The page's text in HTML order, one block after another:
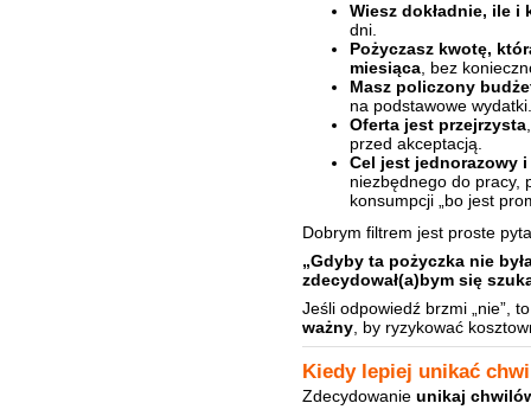
Wiesz dokładnie, ile i
dni.
Pożyczasz kwotę,
miesiąca , bez
Masz policzony
na podstawowe wydatki.
Oferta jest przejrzysta
przed akceptacją.
Cel jest jednorazowy
niezbędnego do pracy,
konsumpcji „bo jest
Dobrym filtrem jest proste
„Gdyby ta pożyczka nie
zdecydował(a)bym się
Jeśli odpowiedź brzmi „nie”,
ważny , by ryzykować
Kiedy lepiej unikać
Zdecydowanie unikaj